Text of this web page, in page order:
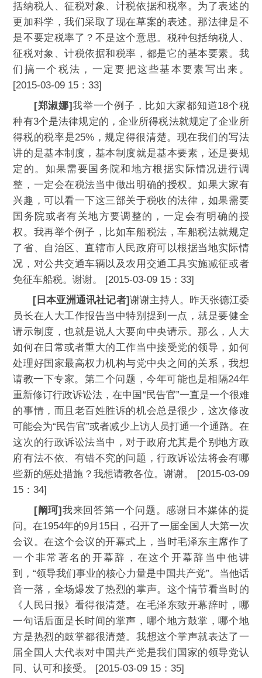
括纳税人、征税对象、计税依据和税率。为了表述的
更加科学，我们采取了现在草案的表述。那法律是不
是不要定税率了？不是这个意思。税种包括纳税人、
征税对象、计税依据和税率，都是它的基本要素。我
们搞一个税法，一定要把这些基本要素写出来。
[2015-03-09 15：33]
[郑淑娜]我举一个例子，比如大家都知道18个税
种有3个是法律规定的，企业所得税法就规定了企业所
得税的税率是25%，规定得很清楚。现在我们的写法
讲的是基本制度，基本制度就是基本要素，还是要规
定的。如果需要国务院和地方根据实际情况进行调
整，一定会在税法当中做出明确的授权。如果大家有
兴趣，可以看一下这三部关于税收的法律，如果需要
国务院或者有关地方要调整的，一定会有明确的授
权。我再举个例子，比如车船税法，车船税法就规定
了省、自治区、直辖市人民政府可以根据当地实际情
况，对公共交通车辆以及农用交通工具实施减征或者
免征车船税。谢谢。 [2015-03-09 15：33]
[日本亚洲通讯社记者]谢谢主持人。昨天张德江委
员长在人大工作报告当中特别提到一点，就是要健全
请示制度，也就是说人大要向中央请示。那么，人大
如何在日常或者重大的工作当中接受党的领导，如何
处理好国家最高权力机构与党中央之间的关系，我想
请教一下专家。第二个问题，今年可能也是相隔24年
重新修订行政诉讼法，在中国“民告官”一直是一个很难
的事情，而且老百姓胜诉的机会总是很少，这次修改
可能会为“民告官”或者减少上访人员打通一个通路。在
这次的行政诉讼法当中，对于政府尤其是个别地方政
府有法不依、有错不究的问题，行政诉讼法将会有哪
些新的惩处措施？我想请教各位。谢谢。 [2015-03-09
15：34]
[阚珂]我来回答第一个问题。感谢日本媒体的提
问。在1954年的9月15日，召开了一届全国人大第一次
会议。在这个会议的开幕式上，当时毛泽东主席作了
一个非常著名的开幕辞，在这个开幕辞当中他讲
到，“领导我们事业的核心力量是中国共产党”。当他话
音一落，全场爆发了热烈的掌声。这个情节看当时的
《人民日报》看得很清楚。在毛泽东致开幕辞时，哪
一句话后面是长时间的掌声，哪个地方鼓掌，哪个地
方是热烈的鼓掌都很清楚。我想这个掌声就表达了一
届全国人大代表对中国共产党是我们国家的领导党认
同、认可和接受。 [2015-03-09 15：35]